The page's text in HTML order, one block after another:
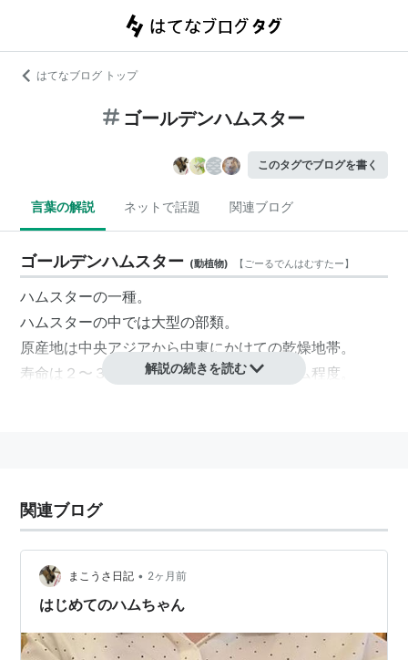
はてなブログ トップ
ゴールデンハムスター
このタグでブログを書く
言葉の解説 ネットで話題 関連ブログ
ゴールデンハムスター (動植物) 【ごーるでんはむすたー】
ハムスターの一種。
ハムスターの中では大型の部類。
原産地は中央アジアから中東にかけての乾燥地帯。
寿命は２〜３年。体重１００〜１５０グラム程度。
すと言ってもよいほどポピュラーな存在であったが、最
近ではジャンガリアンなどの小型種に人気を奪われてい
るようである。
ハムスターの研究レポートISBN:4030141706
に登場す
解説の続きを読む
関連ブログ
まこうさ日記 • 2ヶ月前
はじめてのハムちゃん